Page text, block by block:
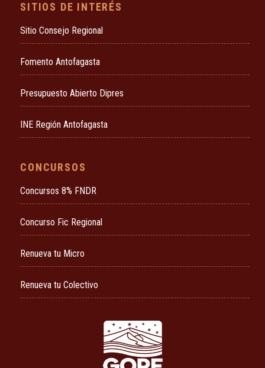
SITIOS DE INTERÉS
Sitio Consejo Regional
Fomento Antofagasta
Presupuesto Abierto Dipres
INE Región Antofagasta
CONCURSOS
Concursos 8% FNDR
Concurso Fic Regional
Renueva tu Micro
Renueva tu Colectivo